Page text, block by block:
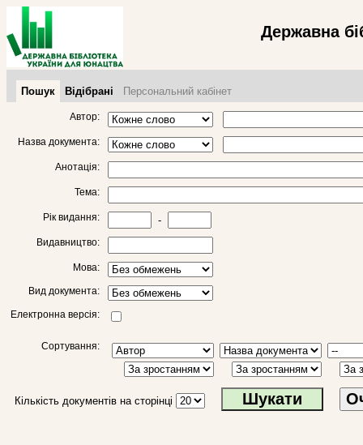
Державна
Пошук Відібрані Персональний кабінет
Автор:
Назва документа:
Анотація:
Тема:
Рік видання: -
Видавництво:
Мова:
Вид документа:
Електронна версія:
Сортування:
Кількість документів на сторінці